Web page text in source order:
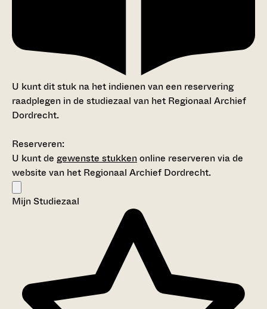
U kunt dit stuk na het indienen van een reservering
raadplegen in de studiezaal van het Regionaal Archief
Dordrecht.
Reserveren:
U kunt de gewenste stukkenonline reserveren via de
website van het Regionaal Archief Dordrecht.
Mijn Studiezaal